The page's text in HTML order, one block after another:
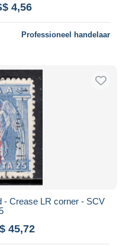
4,56
Professioneel handelaar
- Crease LR corner - SCV
45,72